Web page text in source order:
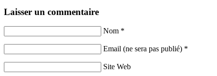
Laisser un commentaire
Nom *
Email (ne sera pas publié) *
Site Web